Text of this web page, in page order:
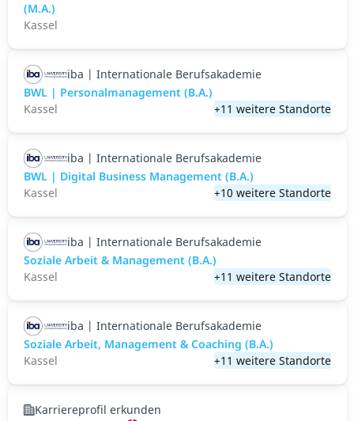
(M.A.)
Kassel
iba | Internationale Berufsakademie
BWL | Personalmanagement (B.A.)
Kassel
+11 weitere Standorte
iba | Internationale Berufsakademie
BWL | Digital Business Management (B.A.)
Kassel
+10 weitere Standorte
iba | Internationale Berufsakademie
Soziale Arbeit & Management (B.A.)
Kassel
+11 weitere Standorte
iba | Internationale Berufsakademie
Soziale Arbeit, Management & Coaching (B.A.)
Kassel
+11 weitere Standorte
Karriereprofil erkunden